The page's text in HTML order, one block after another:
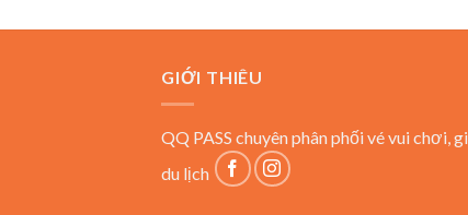
từ
GIỚI THIÊU
QQ PASS chuyên phân phối vé vui chơi,
du lịch